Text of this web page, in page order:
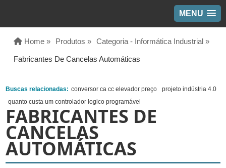
MENU
Home » Produtos » Categoria - Informática Industrial »
Fabricantes De Cancelas Automáticas
Buscas relacionadas: conversor ca cc elevador preço
projeto indústria 4.0
quanto custa um controlador logico programável
FABRICANTES DE
CANCELAS
AUTOMÁTICAS